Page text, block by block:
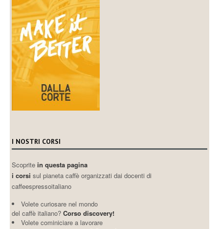
I NOSTRI CORSI
Scopritein questa pagina
i corsi sul pianeta caffè organizzati dai docenti di
caffeespressoitaliano
Volete curiosare nel mondo
del caffè italiano? Corso discovery!
Volete cominiciare a lavorare